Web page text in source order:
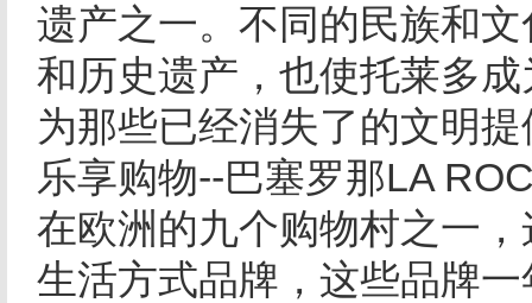
遗产之一。不同的民族和
和历史遗产，也使托莱多
为那些已经消失了的文明
乐享购物--巴塞罗那LA
在欧洲的九个购物村之一
生活方式品牌，这些品牌